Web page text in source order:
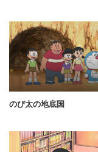
のび太の地底国